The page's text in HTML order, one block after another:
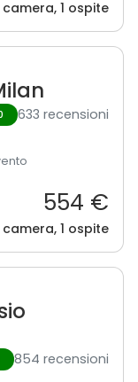
camera, 1 ospite
633 recensioni
554 €
camera, 1 ospite
854 recensioni